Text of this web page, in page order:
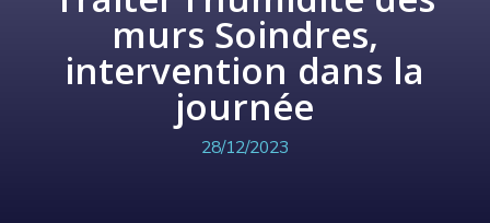
murs Soindres,
intervention dans la
journée
28/12/2023